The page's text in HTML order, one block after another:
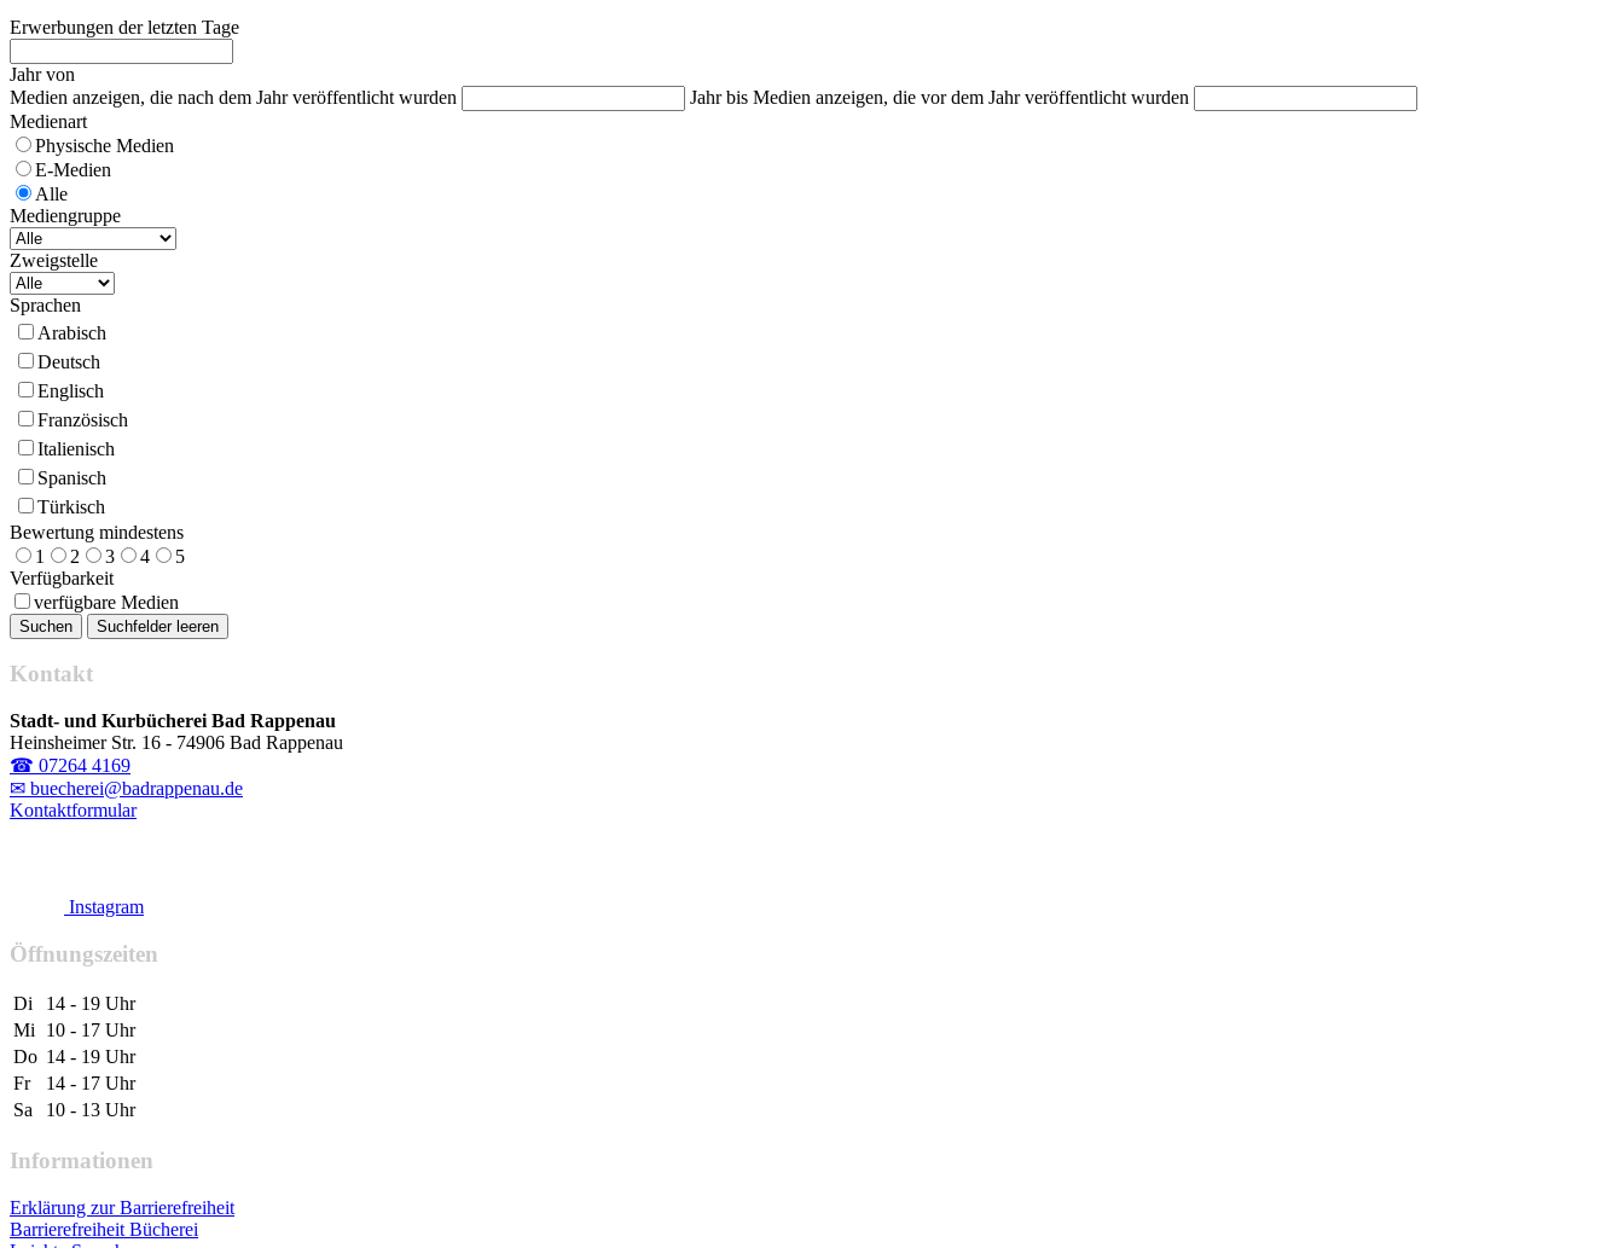
Erwerbungen der letzten Tage
Jahr von
Medien anzeigen, die nach dem Jahr veröffentlicht wurden
Jahr bis Medien anzeigen, die vor dem Jahr veröffentlicht wurden
Medienart
Physische Medien
E-Medien
Alle
Mediengruppe
Zweigstelle
Sprachen
Arabisch
Deutsch
Englisch
Französisch
Italienisch
Spanisch
Türkisch
Bewertung mindestens
1
2 3 4
5
Verfügbarkeit
verfügbare Medien
Kontakt
Stadt- und Kurbücherei Bad Rappenau
Heinsheimer Str. 16 - 74906 Bad Rappenau
☎ 07264 4169
✉ buecherei@badrappenau.de
Kontaktformular
Instagram
Öffnungszeiten
Di
14 - 19 Uhr
Mi
10 - 17 Uhr
Do 14 - 19 Uhr
Fr
14 - 17 Uhr
Sa
10 - 13 Uhr
Informationen
Erklärung zur Barrierefreiheit
Barrierefreiheit Bücherei